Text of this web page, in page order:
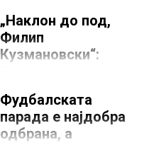
„Наклон до под,
Филип
Кузмановски“:
партија на
капитенот!
12 ФЕВРУАРИ 2026, 22:10
Фудбалската
парада е најдобра
одбрана, а